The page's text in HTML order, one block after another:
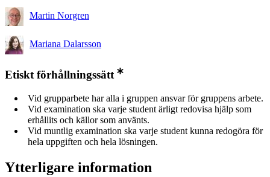
Martin Norgren
Mariana Dalarsson
Etiskt förhållningssätt
Vid grupparbete har alla i gruppen ansvar för gruppens arbete.
Vid examination ska varje student ärligt redovisa hjälp som
erhållits och källor som använts.
Vid muntlig examination ska varje student kunna redogöra för
hela uppgiften och hela lösningen.
Ytterligare information